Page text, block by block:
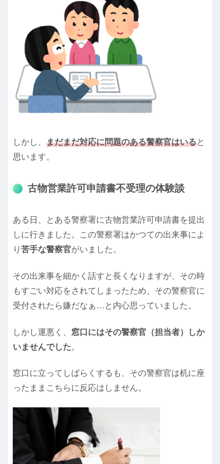
しかし、 まだまだ対応に問題のある警察官はいると
思います。
古物営業許可申請書不受理の体験談
ある日、とある警察署に古物営業許可申請書を提出
しに行きました。この警察署はかつての出来事によ
り 苦手な警察官がいました。
その出来事を細かく話すと長くなりますが、その時
もすごい対応をされてしまったため、その警察官に
受付されたら嫌だなぁ…と内心思っていました。
しかし運悪く、 窓口にはその警察官（担当者）しか
いませんでした。
窓口に立ってしばらくするも、その警察官は机に座
ったままこちらに反応はしません。